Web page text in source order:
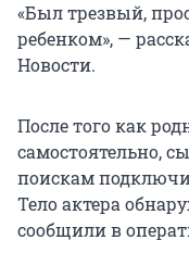
«Был трезвый,
ребенком», —
Новости.
После того как
самостоятельно,
поискам
Тело актера
сообщили в